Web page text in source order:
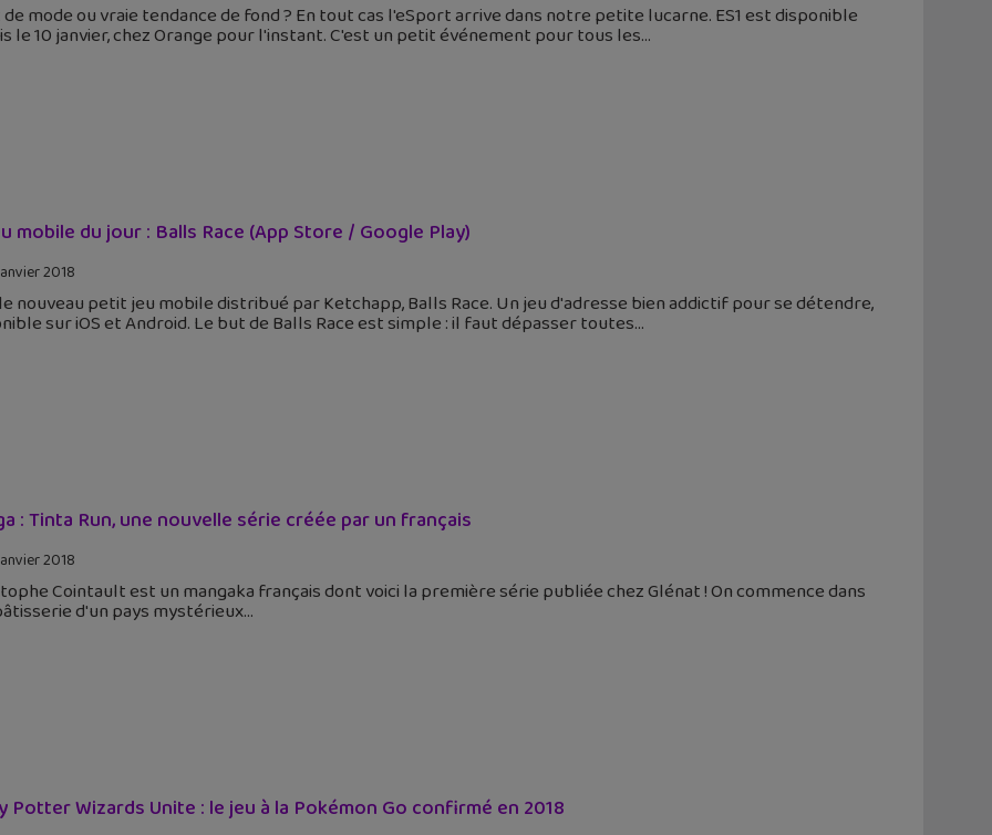
mode ou vraie tendance de fond ? En tout cas l'eSport arrive dans notre petite lucarne. ES1 est disponible
le 10 janvier, chez Orange pour l'instant. C'est un petit événement pour tous les
mobile du jour : Balls Race (App Store / Google Play)
2018
nouveau petit jeu mobile distribué par Ketchapp, Balls Race. Un jeu d'adresse bien addictif pour se détendre,
sur iOS et Android. Le but de Balls Race est simple : il faut dépasser toutes
: Tinta Run, une nouvelle série créée par un français
2018
Cointault est un mangaka français dont voici la première série publiée chez Glénat ! On commence dans
d'un pays mystérieux
Potter Wizards Unite : le jeu à la Pokémon Go confirmé en 2018